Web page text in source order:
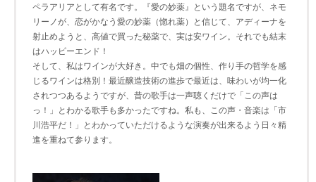
ペラアリアとして有名です。『愛の妙薬』という題名ですが、ネモ
リーノが、恋がかなう愛の妙薬（惚れ薬）と信じて、アディーナを
射止めようと、高値で買った秘薬で、実は安ワイン。それでも結末
はハッピーエンド！
そして、私はワインが大好き。中でも畑の個性、作り手の哲学を感
じるワインは格別！最近醸造技術の進歩で最近は、味わいが均一化
されつつあるようですが、昔の歌手は一声聴くだけで「この声は
っ！」とわかる歌手も多かったですね。私も、この声・音楽は「市
川浩平だ！」とわかっていただけるような演奏が出来るよう日々精
進を重ねて参ります。